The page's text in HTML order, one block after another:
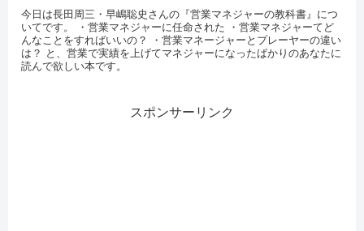
今日は長田周三・早嶋聡史さんの『営業マネジャーの教科書』につ
いてです。 ・営業マネジャーに任命された ・営業マネジャーてど
んなことをすればいいの？ ・営業マネージャーとプレーヤーの違い
は？ と、営業で実績を上げてマネジャーになったばかりのあなたに
読んで欲しい本です。
スポンサーリンク